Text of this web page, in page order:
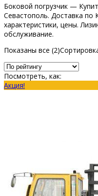
Боковой погрузчик —
Севастополь. Доставка по
характеристики, цены.
обслуживание.
Показаны все (2)
Посмотреть, как:
Акция!